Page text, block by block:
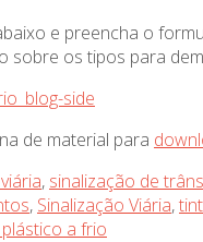
e preencha o
sobre os tipos para
de material para
, sinalização de
, Sinalização Viária,
a frio